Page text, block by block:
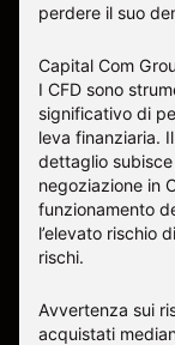
perdere il suo
Capital Com
I CFD sono
significativo di
leva finanziaria. Il
dettaglio
negoziazione in
funzionamento
l’elevato rischio
rischi.
Avvertenza sui
acquistati